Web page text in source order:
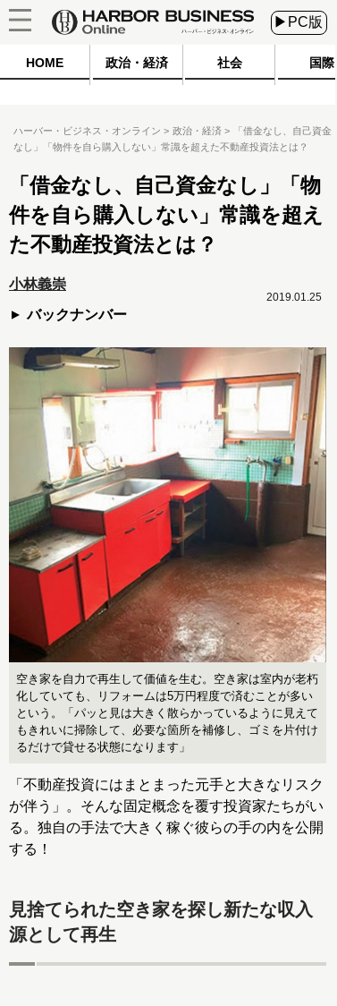
▶PC版
HOME 政治・経済 社会 国際
ハーバー・ビジネス・オンライン 政治・経済
「借金なし、自己資金
なし」「物件を自ら購入しない」常識を超えた不動産投資法とは？
「借金なし、自己資金なし」「物
件を自ら購入しない」常識を超え
た不動産投資法とは？
小林義崇
バックナンバー
2019.01.25
空き家を自力で再生して価値を生む。空き家は室内が老朽
化していても、リフォームは5万円程度で済むことが多い
という。「パッと見は大きく散らかっているように見えて
もきれいに掃除して、必要な箇所を補修し、ゴミを片付け
るだけで貸せる状態になります」
「不動産投資にはまとまった元手と大きなリスク
が伴う」。そんな固定概念を覆す投資家たちがい
る。独自の手法で大きく稼ぐ彼らの手の内を公開
する！
見捨てられた空き家を探し新たな収入
源として再生